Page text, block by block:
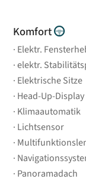
Komfort
Elektr.
elektr.
Elektrische Sitze
Head-Up-Display
Klimaautomatik
Lichtsensor
Panoramadach